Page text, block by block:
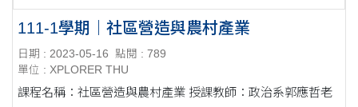
111-1學期｜社區營造與農村產業
日期 : 2023-05-16
點閱 : 789
單位 : XPLORER THU
課程名稱：社區營造與農村產業 授課教師：政治系郭應哲老